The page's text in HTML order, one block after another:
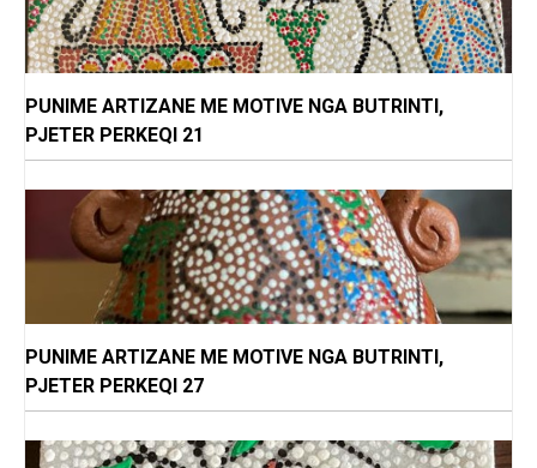
PUNIME ARTIZANE ME MOTIVE NGA BUTRINTI,
PJETER PERKEQI 21
PUNIME ARTIZANE ME MOTIVE NGA BUTRINTI,
PJETER PERKEQI 27